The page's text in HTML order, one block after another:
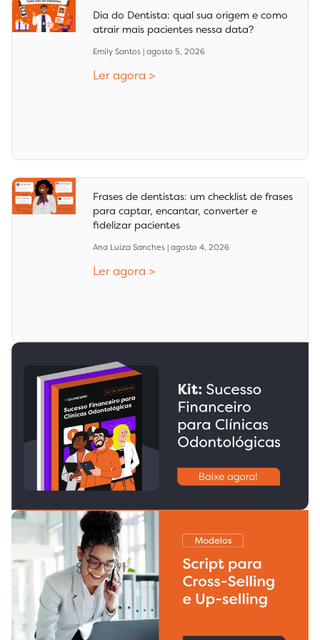
Dia do Dentista: qual sua origem e como
atrair mais pacientes nessa data?
Emily Santos agosto 5, 2026
Ler agora >
Frases de dentistas: um checklist de frases
para captar, encantar, converter e
fidelizar pacientes
Ana Luiza Sanches agosto 4, 2026
Ler agora >